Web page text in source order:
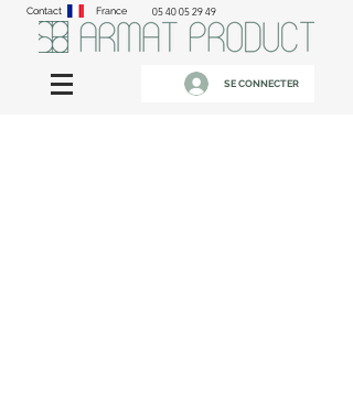
Contact France 05 40 05 29 49
SE CONNECTER